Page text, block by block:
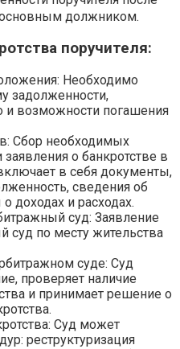
основным должником.
поручителя:
Необходимо
задолженности,
возможности погашения
Сбор необходимых
о банкротстве в
в себя документы,
сведения об
доходах и расходах.
суд: Заявление
суд по месту жительства
суде: Суд
проверяет наличие
и принимает решение о
Суд может
реструктуризация